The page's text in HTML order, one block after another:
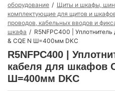
оборудование
Щиты и шкафы,
комплектующие для щитов и
проводов, кабельных вводов и
шкафа
R5NFPC400 |
& CQE N Ш=400мм DKC
R5NFPC400 |
кабеля для шкафов
Ш=400мм DKC